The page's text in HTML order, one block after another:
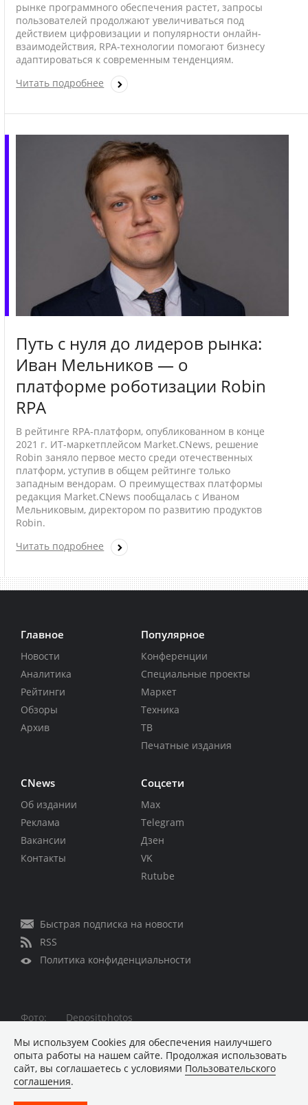
рынке программного обеспечения растет, запросы
пользователей продолжают увеличиваться под
действием цифровизации и популярности онлайн-
взаимодействия, RPA-технологии помогают бизнесу
адаптироваться к современным тенденциям.
Читать подробнее
Путь с нуля до лидеров рынка:
Иван Мельников — о
платформе роботизации Robin
RPA
В рейтинге RPA-платформ, опубликованном в конце
2021 г. ИТ-маркетплейсом Market.CNews, решение
Robin заняло первое место среди отечественных
платформ, уступив в общем рейтинге только
западным вендорам. О преимуществах платформы
редакция Market.CNews пообщалась с Иваном
Мельниковым, директором по развитию продуктов
Robin.
Читать подробнее
Главное
Новости
Аналитика
Рейтинги
Обзоры
Архив
Популярное
Конференции
Специальные проекты
Маркет
Техника
ТВ
Печатные издания
CNews
Об издании
Реклама
Вакансии
Контакты
Соцсети
Max
Telegram
Дзен
VK
Rutube
Быстрая подписка на новости
RSS
Политика конфиденциальности
Фото:
Depositphotos
Все права защищены © 1995 – 2026
Материалы, помеченные знаком ■ опубликованы на
коммерческой основе
Хостинг-провайдер REG.RU
Мы используем Сookies для обеспечения наилучшего
опыта работы на нашем сайте. Продолжая использовать
сайт, вы соглашаетесь с условиями Пользовательского
соглашения.